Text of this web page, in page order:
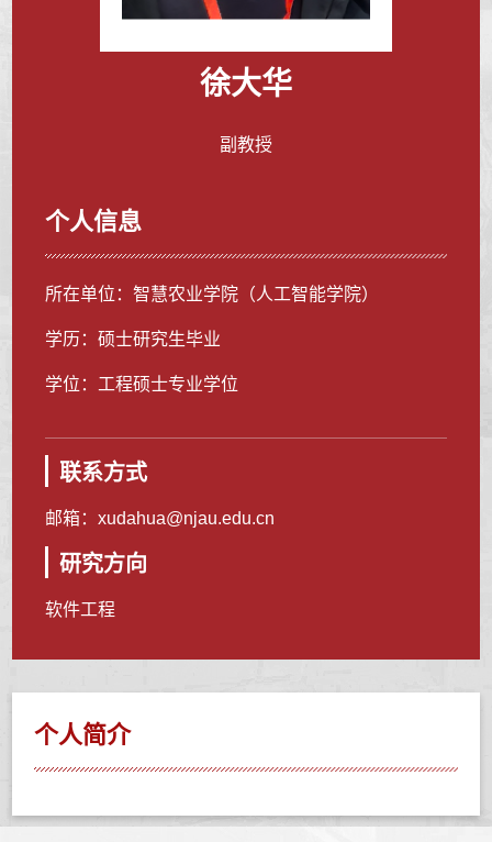
徐大华
副教授
个人信息
所在单位：智慧农业学院（人工智能学院）
学历：硕士研究生毕业
学位：工程硕士专业学位
联系方式
邮箱：xudahua@njau.edu.cn
研究方向
软件工程
个人简介